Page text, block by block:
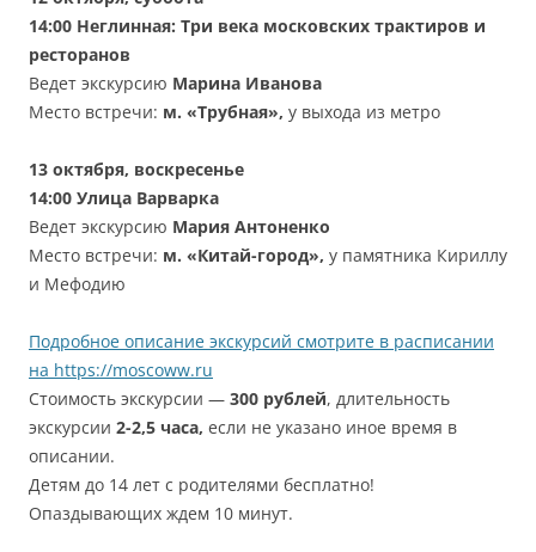
14:00 Неглинная: Три века московских трактиров и
ресторанов
Ведет экскурсию Марина Иванова
Место встречи: м. «Трубная», у выхода из метро
13 октября, воскресенье
14:00 Улица Варварка
Ведет экскурсию Мария Антоненко
Место встречи: м. «Китай-город», у памятника Кириллу
и Мефодию
Подробное описание экскурсий смотрите в расписании
на https://moscoww.ru
Стоимость экскурсии — 300 рублей, длительность
экскурсии 2-2,5 часа, если не указано иное время в
описании.
Детям до 14 лет с родителями бесплатно!
Опаздывающих ждем 10 минут.